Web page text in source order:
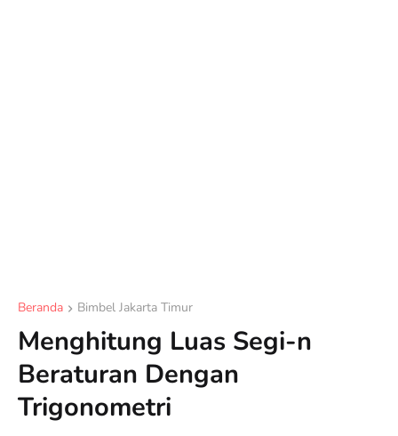
Beranda Bimbel Jakarta Timur
Menghitung Luas Segi-n
Beraturan Dengan
Trigonometri